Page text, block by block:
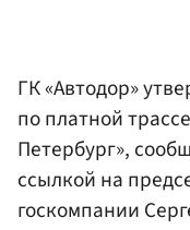
ГК «Автодор»
по платной
Петербург»,
ссылкой на
госкомпании